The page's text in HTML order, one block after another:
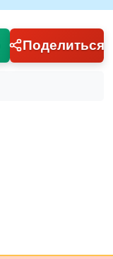
Поделиться